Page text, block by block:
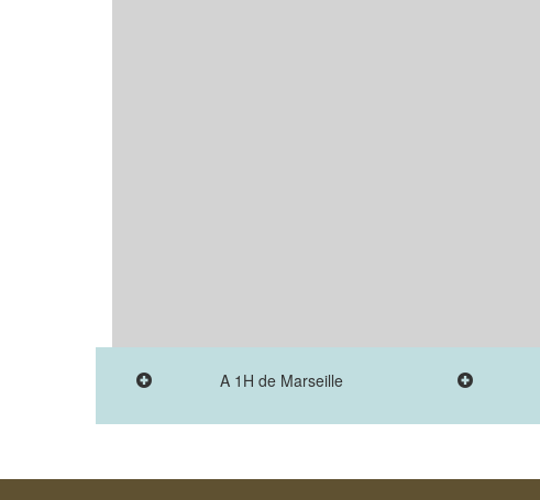
A 1H de Marseille